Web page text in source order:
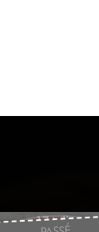
17 juillet